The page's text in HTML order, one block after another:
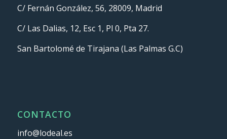
C/ Fernán González, 56, 28009, Madrid
C/ Las Dalias, 12, Esc 1, Pl 0, Pta 27.
San Bartolomé de Tirajana (Las Palmas G.C)
CONTACTO
info@lodeal.es